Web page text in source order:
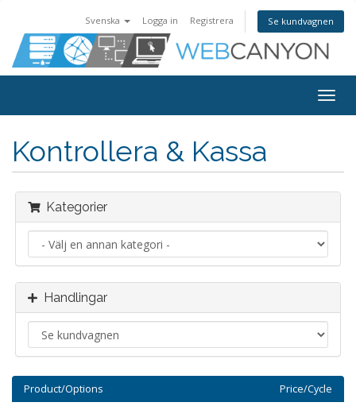
Svenska Logga in Registrera Se kundvagnen
Kontrollera & Kassa
Kategorier
Handlingar
Product/Options Price/Cycle